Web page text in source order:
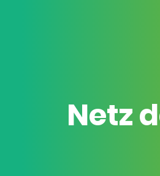
Netz